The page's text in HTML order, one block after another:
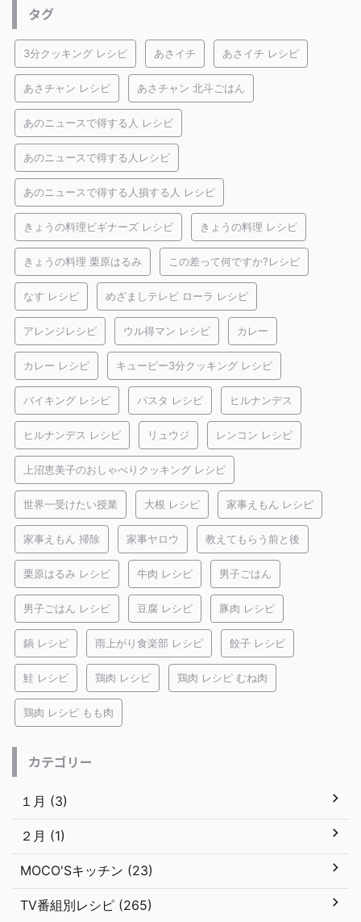
タグ
3分クッキング レシピ あさイチ あさイチ レシピ
あさチャン レシピ あさチャン 北斗ごはん
あのニュースで得する人 レシピ
あのニュースで得する人レシピ
あのニュースで得する人損する人 レシピ
きょうの料理ビギナーズ レシピ きょうの料理 レシピ
きょうの料理 栗原はるみ この差って何ですか?レシピ
なす レシピ めざましテレビ ローラ レシピ
アレンジレシピ ウル得マン レシピ カレー
カレー レシピ キューピー3分クッキング レシピ
バイキング レシピ パスタ レシピ ヒルナンデス
ヒルナンデス レシピ リュウジ レンコン レシピ
上沼恵美子のおしゃべりクッキング レシピ
世界一受けたい授業 大根 レシピ 家事えもん レシピ
家事えもん 掃除 家事ヤロウ 教えてもらう前と後
栗原はるみ レシピ 牛肉 レシピ 男子ごはん
男子ごはん レシピ 豆腐 レシピ 豚肉 レシピ
鍋 レシピ 雨上がり食楽部 レシピ 餃子 レシピ
鮭 レシピ 鶏肉 レシピ 鶏肉 レシピ むね肉
鶏肉 レシピ もも肉
カテゴリー
１月 (3)
２月 (1)
MOCO'Sキッチン (23)
TV番組別レシピ (265)